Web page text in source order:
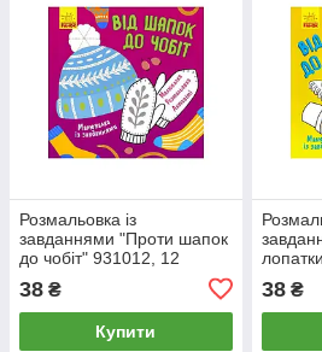
Розмальовка із
завданнями "Проти шапок
до чобіт" 931012, 12
38 ₴
Купити
38₴